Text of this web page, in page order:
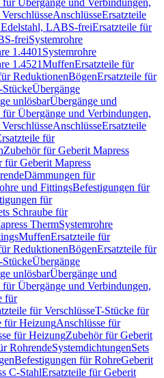
für Übergänge und Verbindungen,
AnschlüsseErsatzteile
LABS-freiErsatzteile für
freiSystemrohre
1.4401 Systemrohre
1.4521MuffenErsatzteile für
ReduktionenBögenErsatzteile für
Übergänge
unlösbarÜbergänge und
für Übergänge und Verbindungen,
AnschlüsseErsatzteile
für
Zubehör für Geberit Mapress
für Geberit Mapress
Dämmungen für
und FittingsBefestigungen für
für
Schraube für
ThermSystemrohre
MuffenErsatzteile für
ReduktionenBögenErsatzteile für
Übergänge
unlösbarÜbergänge und
für Übergänge und Verbindungen,
für
für VerschlüsseT-Stücke für
für HeizungAnschlüsse für
für HeizungZubehör für Geberit
RohrendeSystemdichtungenSets
Befestigungen für RohreGeberit
C-StahlErsatzteile für Geberit